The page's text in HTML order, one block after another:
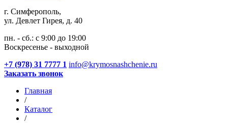
г. Симферополь,
ул. Девлет Гирея, д. 40
пн. - сб.: с 9:00 до 19:00
Воскресенье - выходной
+7 (978) 31 7777 1 info@krymosnashchenie.ru
Заказать звонок
Главная
/
Каталог
/